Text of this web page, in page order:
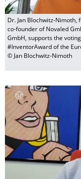
Dr. Jan Blochwitz-Nimoth,
co-founder of Novaled
GmbH, supports the
#InventorAward of the
© Jan Blochwitz-Nimoth